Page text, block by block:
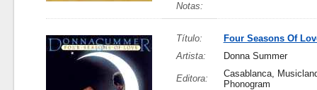
Notas:
Título:
Four Seasons Of
Artista:
Donna Summer
Editora:
Casablanca,
Phonogram